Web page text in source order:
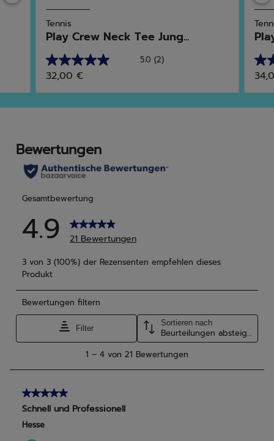
Tennis
Play Crew Neck Tee Jung...
5.0 (2)
5.0
von
5
Bewertungen
32,00 €
4.0
von
5